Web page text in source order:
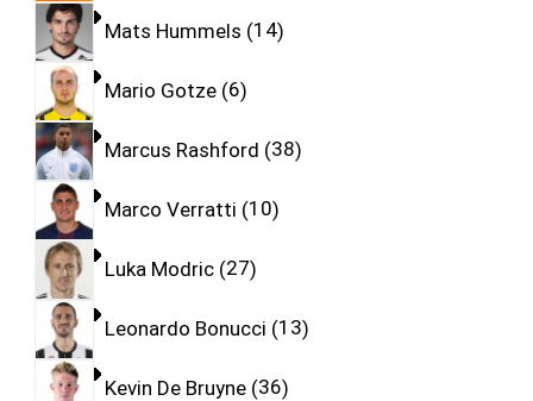
Mats Hummels 14
Mario Gotze 6
Marcus Rashford 38
Marco Verratti 10
Luka Modric 27
Leonardo Bonucci 13
Kevin De Bruyne 36